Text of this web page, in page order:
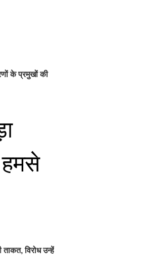
के प्रमुखों की
हमसे
विरोध उन्हें